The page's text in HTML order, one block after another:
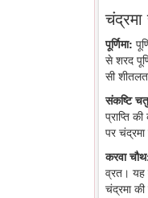
पूर्णिमा:
से शरद
सी
संकष्टि
प्राप्ति
पर
करवा
व्रत। यह
चंद्रमा